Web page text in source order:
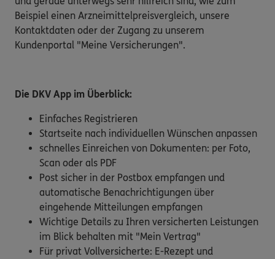
Beispiel einen Arzneimittelpreisvergleich, unsere
Kontaktdaten oder der Zugang zu unserem
Kundenportal "Meine Versicherungen".
Die DKV App im Überblick:
Einfaches Registrieren
Startseite nach individuellen Wünschen anpassen
schnelles Einreichen von Dokumenten: per Foto,
Scan oder als PDF
Post sicher in der Postbox empfangen und
automatische Benachrichtigungen über
eingehende Mitteilungen empfangen
Wichtige Details zu Ihren versicherten Leistungen
im Blick behalten mit "Mein Vertrag"
Für privat Vollversicherte: E-Rezept und